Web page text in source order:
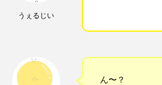
うぇるじい
ん〜？